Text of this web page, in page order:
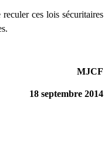
ces lois sécuritaires
MJCF
18 septembre 2014